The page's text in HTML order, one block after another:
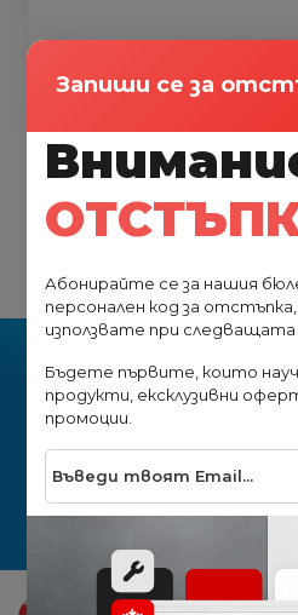
НЕ ИЗПУСКАЙТЕ
ПРЕДЛОЖЕНИЯ
Запиши се за
Абонирайте се за нашия
персонален код за
използвате при следващата
Бъдете първите, които
продукти, ексклузивни
промоции.